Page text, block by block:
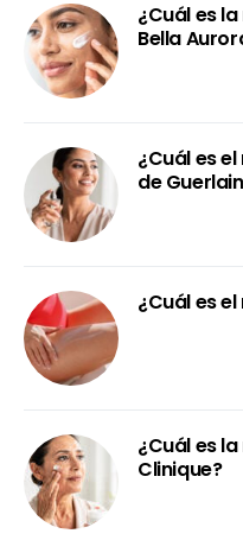
¿Cuál es
Bella
¿Cuál es
de
¿Cuál es
¿Cuál es
Clinique?